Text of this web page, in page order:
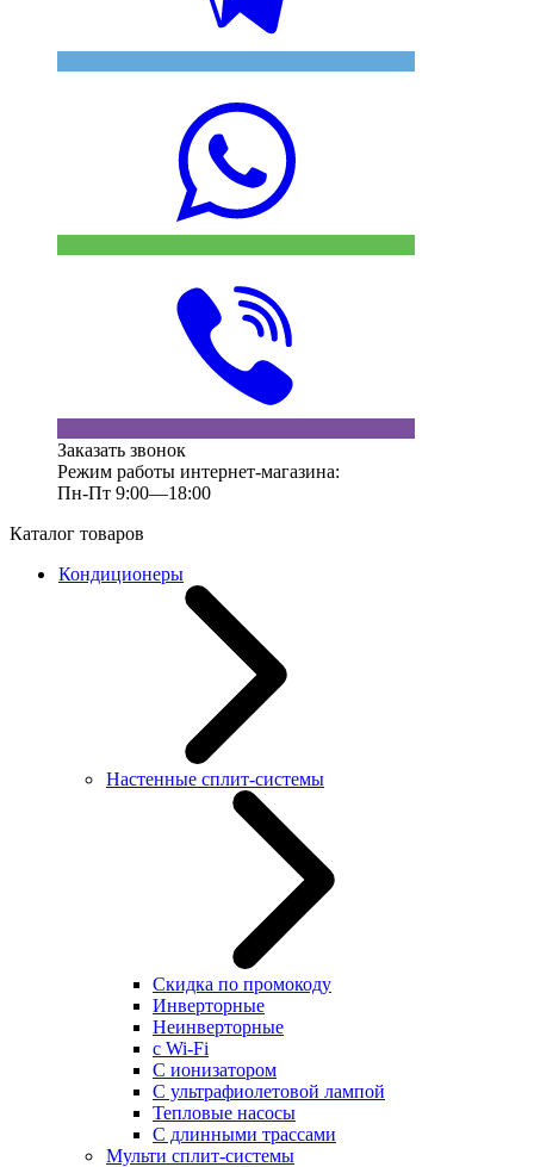
Заказать звонок
Режим работы интернет-магазина:
Пн-Пт 9:00—18:00
Каталог товаров
Кондиционеры
Настенные сплит-системы
Скидка по промокоду
Инверторные
Неинверторные
с Wi-Fi
С ионизатором
С ультрафиолетовой лампой
Тепловые насосы
С длинными трассами
Мульти сплит-системы